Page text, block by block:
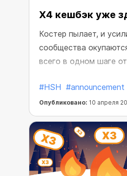
X4 кешбэк уже
Костер пылает, и
сообщества
всего в одном шаге
#HSH #announcement
Опубликовано: 10 апреля